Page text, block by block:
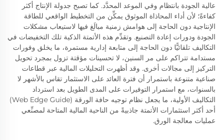
عالية الجودة بانتظام وفي الموعد المحدَّد. كما تصبح جدولة الإنتاج أكثر
كفاءةً؛ لأن أداء المحاذاة الموثوق يمكِّن من التخطيط الواقعي للطاقة
الإنتاجية دون الحاجة إلى هوامش زمنية مبالَغ فيها لاستيعاب مشكلات
الجودة ودورات إعادة التصنيع. وتقدِّم هذه الأتمتة الذكية تلك التخفيضات في
التكاليف تلقائيًّا دون الحاجة إلى متابعة إدارية مستمرة، ما يخلق وفورات
مستدامة تتراكم على مر السنين، لا تحسينات مؤقتة تزول بمجرد تحويل
التركيز إلى مجالات أخرى. وقد أظهرت التحليلات المالية عبر قطاعات
صناعية متنوعة باستمرار أن فترة العائد على الاستثمار تقاس بالأشهر لا
بالسنوات، مع استمرار التوفيرات على المدى الطويل بعد استرداد
التكاليف الأولية، ما يجعل نظام توجيه حافة الورقة (Web Edge Guide)
أحد أكثر استثمارات الأتمتة جاذبيةً من الناحية المالية المتاحة لمصنِّعي
عمليات معالجة الورق.